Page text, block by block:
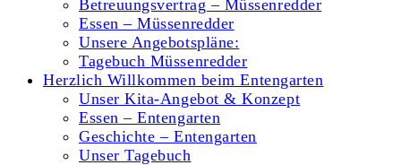
Betreuungsvertrag – Müssenredder
Essen – Müssenredder
Unsere Angebotspläne:
Tagebuch Müssenredder
Herzlich Willkommen beim Entengarten
Unser Kita-Angebot & Konzept
Essen – Entengarten
Geschichte – Entengarten
Unser Tagebuch